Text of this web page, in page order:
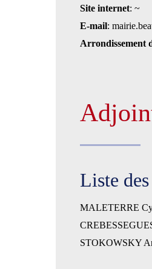
Site internet: ~
E-mail:
Arrondissement
Liste
MALETERRE
STOKOWSKY